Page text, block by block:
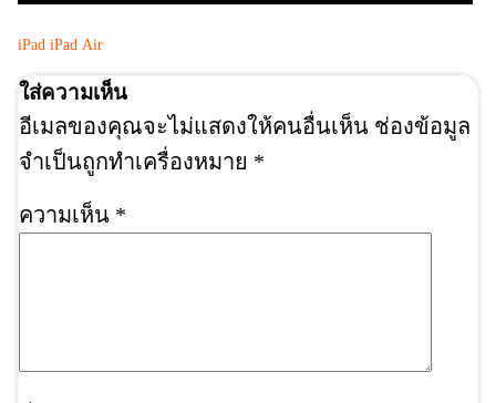
iPad iPad Air
ใส่ความเห็น
อีเมลของคุณจะไม่แสดงให้คนอื่นเห็น ช่องข้อมูล
จำเป็นถูกทำเครื่องหมาย *
ความเห็น *